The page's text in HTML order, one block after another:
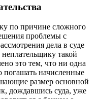
по причине сложного
проблемы с
дела в суде
такой
это тем, что ни одна
погашать начисленные
размер основной
дождавшись суда, уже